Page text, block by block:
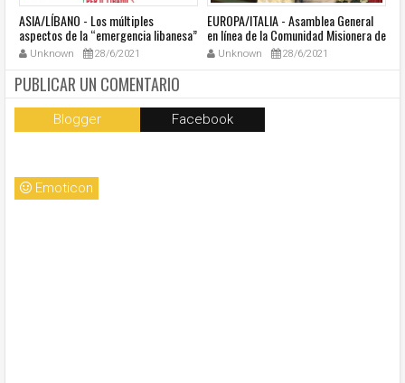
ASIA/LÍBANO - Los múltiples
aspectos de la “emergencia libanesa”
al centro de la cumbre eclesial
convocada por el Papa Francisco
Unknown 28/6/2021
EUROPA/ITALIA - Asamblea General
en línea de la Comunidad Misionera de
Villaregia
Unknown 28/6/2021
PUBLICAR UN COMENTARIO
Blogger Facebook
Emoticon